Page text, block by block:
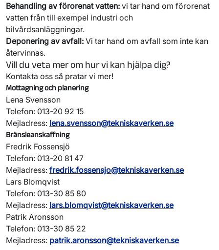
Behandling av förorenat vatten: vi tar hand om förorenat
vatten från till exempel industri och
bilvårdsanläggningar.
Deponering av avfall: Vi tar hand om avfall som inte kan
återvinnas.
Vill du veta mer om hur vi kan hjälpa dig?
Kontakta oss så pratar vi mer!
Mottagning och planering
Lena Svensson
Telefon: 013-20 92 15
Mejladress: lena.svensson@tekniskaverken.se
Bränsleanskaffning
Fredrik Fossensjö
Telefon: 013-20 81 47
Mejladress: fredrik.fossensjo@tekniskaverken.se
Lars Blomqvist
Telefon: 013-30 85 80
Mejladress: lars.blomqvist@tekniskaverken.se
Patrik Aronsson
Telefon: 013-30 85 22
Mejladress: patrik.aronsson@tekniskaverken.se